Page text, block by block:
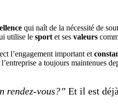
qui naît de la nécessité de
utilise le sport et ses valeurs
l’engagement important et
a toujours maintenues
rendez-vous?” Et il est déjà